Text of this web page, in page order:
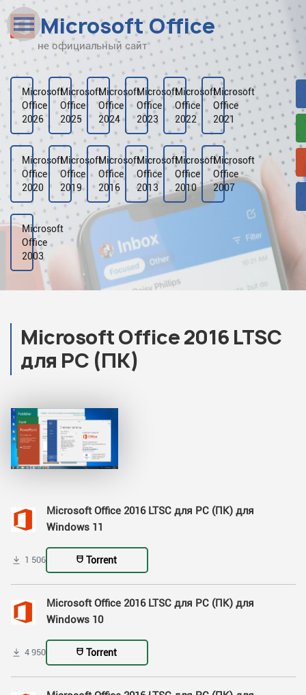
Наверх
Рейтинг
Видео
Галерея
Microsoft Office
не официальный сайт
Microsoft
Office
2026
Microsoft
Office
2025
Microsoft
Office
2024
Microsoft
Office
2023
Microsoft
Office
2022
Microsoft
Office
2021
Microsoft
Office
2020
Microsoft
Office
2019
Microsoft
Office
2016
Microsoft
Office
2013
Microsoft
Office
2010
Microsoft
Office
2007
Microsoft
Office
2003
Microsoft Office 2016 LTSC
для PC (ПК)
Microsoft Office 2016 LTSC для PC (ПК) для
Windows 11
1 506 Torrent
Microsoft Office 2016 LTSC для PC (ПК) для
Windows 10
4 950 Torrent